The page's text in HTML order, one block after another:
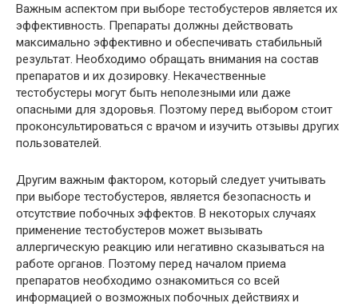
Важным аспектом при выборе тестобустеров является их
эффективность. Препараты должны действовать
максимально эффективно и обеспечивать стабильный
результат. Необходимо обращать внимания на состав
препаратов и их дозировку. Некачественные
тестобустеры могут быть неполезными или даже
опасными для здоровья. Поэтому перед выбором стоит
проконсультироваться с врачом и изучить отзывы других
пользователей.
Другим важным фактором, который следует учитывать
при выборе тестобустеров, является безопасность и
отсутствие побочных эффектов. В некоторых случаях
применение тестобустеров может вызывать
аллергическую реакцию или негативно сказываться на
работе органов. Поэтому перед началом приема
препаратов необходимо ознакомиться со всей
информацией о возможных побочных действиях и